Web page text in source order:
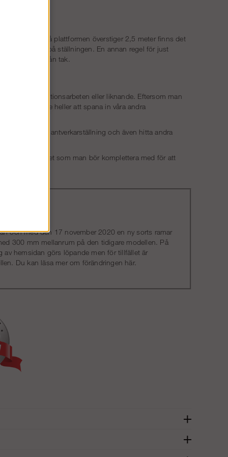
När höjden på plattformen överstiger 2,5 meter finns det
plattformen på ställningen. En annan regel för just
arbeten från tak.
och ventilationsarbeten eller liknande. Eftersom man
Missa inte heller att spana in våra andra
hantverkarställning och även hitta andra
säkerhetspaket som man bör komplettera med för att
och med den 17 november 2020 en ny sorts ramar
300 mm mellanrum på den tidigare modellen. På
hemsidan görs löpande men för tillfället är
Du kan läsa mer om förändringen här.